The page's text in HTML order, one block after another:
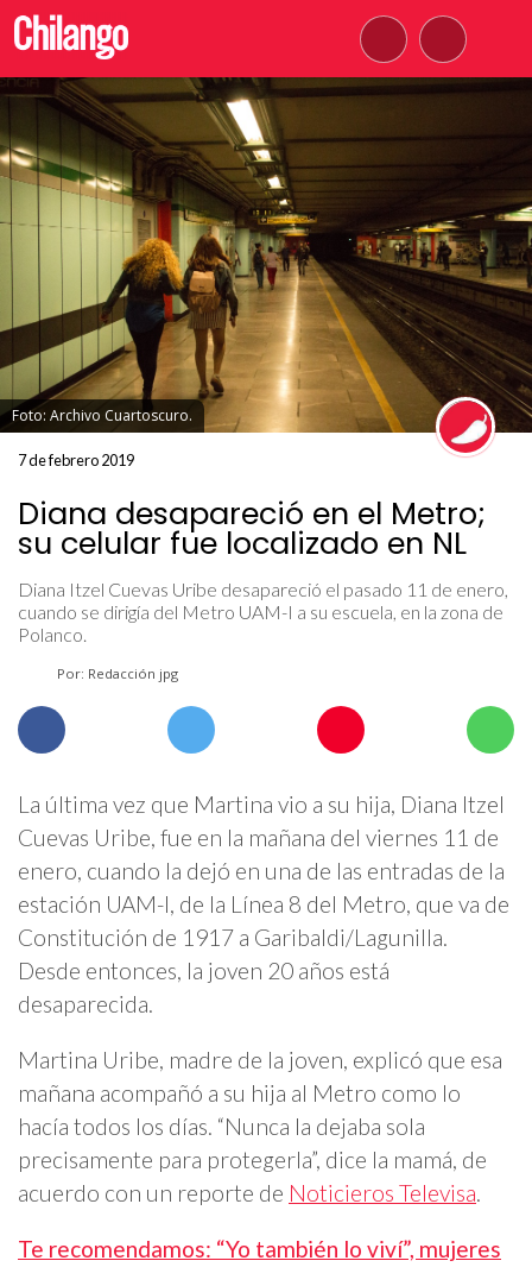
Foto: Archivo Cuartoscuro.
7 de febrero 2019
Diana desapareció en el Metro;
su celular fue localizado en NL
Diana Itzel Cuevas Uribe desapareció el pasado 11 de enero,
cuando se dirigía del Metro UAM-I a su escuela, en la zona de
Polanco.
Por: Redacción jpg
La última vez que Martina vio a su hija, Diana Itzel
Cuevas Uribe, fue en la mañana del viernes 11 de
enero, cuando la dejó en una de las entradas de la
estación UAM-I, de la Línea 8 del Metro, que va de
Constitución de 1917 a Garibaldi/Lagunilla.
Desde entonces, la joven 20 años está
desaparecida.
Martina Uribe, madre de la joven, explicó que esa
mañana acompañó a su hija al Metro como lo
hacía todos los días. “Nunca la dejaba sola
precisamente para protegerla”, dice la mamá, de
acuerdo con un reporte de Noticieros Televisa.
Te recomendamos: “Yo también lo viví”, mujeres